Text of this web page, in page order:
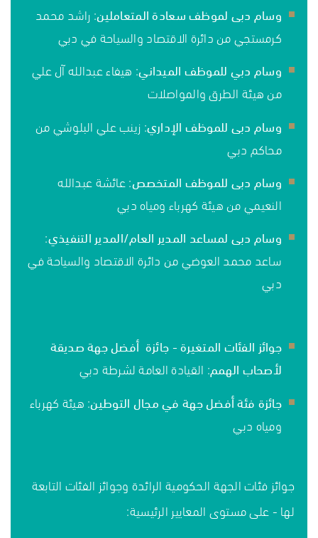
وسام دبى لموظف سعادة المتعاملين: راشد محمد
كرمستجي من دائرة الاقتصاد والسياحة في دبي
وسام دبي للموظف الميداني: هيفاء عبدالله آل علي
من هيئة الطرق والمواصلات
وسام دبى للموظف الإداري: زينب علي البلوشي من
محاكم دبي
وسام دبى للموظف المتخصص: عائشة عبدالله
النعيمي من هيئة كهرباء ومياه دبي
وسام دبى لمساعد المدير العام/المدير التنفيذي:
ساعد محمد العوضي من دائرة الاقتصاد والسياحة في
دبي
جوائز الفئات المتغيرة - جائزة أفضل جهة صديقة
لأصحاب الهمم: القيادة العامة لشرطة دبي
جائزة فئة أفضل جهة في مجال التوطين: هيئة كهرباء
ومياه دبي
جوائز فئات الجهة الحكومية الرائدة وجوائز الفئات التابعة
لها - على مستوى المعايير الرئيسية: